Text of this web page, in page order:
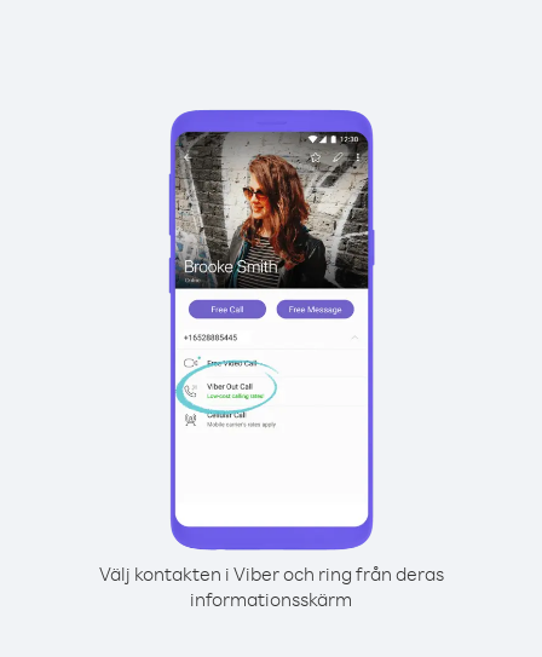
Välj kontakten i Viber och ring från deras
informationsskärm